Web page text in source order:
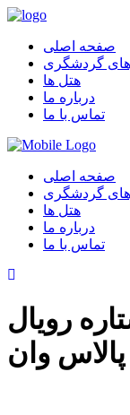
صفحه اصلی
گردشگری
هتل ها
درباره ما
تماس با ما
صفحه اصلی
گردشگری
هتل ها
درباره ما
تماس با ما
رویال
پالاس وان